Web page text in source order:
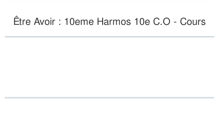
Être Avoir : 10eme Harmos 10e C.O - Cours